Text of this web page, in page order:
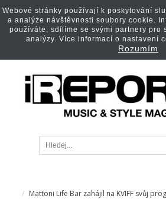
Mattoni Life Bar zahájil na KVIFF svůj
Webové stránky používají k poskytování
a analýze návštěvnosti soubory cookie.
používáte, sdílíme se svými partnery pro
analýzy. Více informací o nastavení
Rozumím